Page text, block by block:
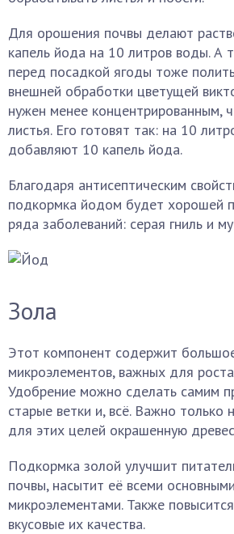
Для орошения почвы делают
капель йода на 10 литров воды. А
перед посадкой ягоды тоже
внешней обработки цветущей
нужен менее концентрированным,
листья. Его готовят так: на 10
добавляют 10 капель йода.
Благодаря антисептическим
подкормка йодом будет хорошей
ряда заболеваний: серая гниль и
Зола
Этот компонент содержит
микроэлементов, важных для
Удобрение можно сделать самим
старые ветки и, всё. Важно только
для этих целей окрашенную
Подкормка золой улучшит
почвы, насытит её всеми основными
микроэлементами. Также
вкусовые их качества.